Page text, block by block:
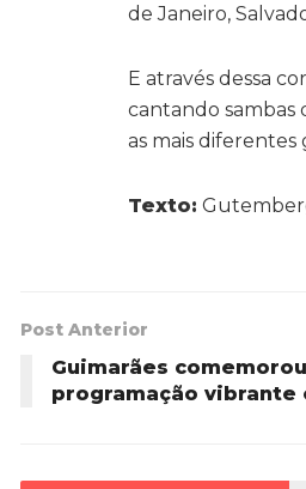
de Janeiro,
E através dessa
cantando sambas
as mais diferentes
Texto:
Post Anterior
Guimarães
programação vibrante